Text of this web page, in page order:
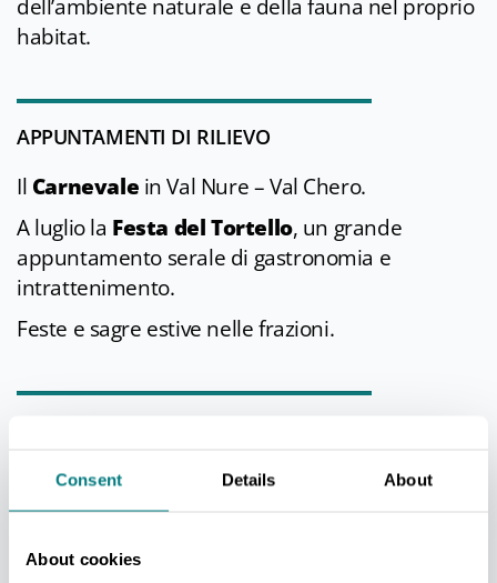
Consent Details About
About cookies
dell’ambiente naturale e della fauna nel proprio
habitat.
APPUNTAMENTI DI RILIEVO
Il Carnevale in Val Nure – Val Chero.
A luglio la Festa del Tortello, un grande
appuntamento serale di gastronomia e
intrattenimento.
Feste e sagre estive nelle frazioni.
Prima ancora di giungere a Vigolzone di fianco
alla strada provinciale, si incontra il suggestivo